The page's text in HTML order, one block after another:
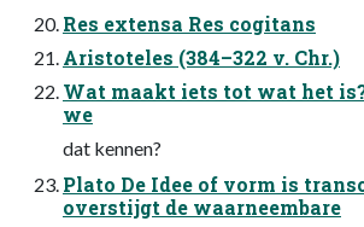
Res extensa Res cogitans
Aristoteles (384–322 v. Chr.)
Wat maakt iets tot wat het
we
dat kennen?
Plato De Idee of vorm is
overstijgt de waarneembare